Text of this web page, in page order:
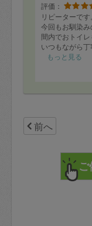
最後の引継ぎ
剤・次回あっ
手際よく説明
今後もよろし
評価：
リピーターです。
今回もお馴染
間内でおトイレ
いつもながら丁
大変気持ちよ
ので、いつも
もっと見る
前へ